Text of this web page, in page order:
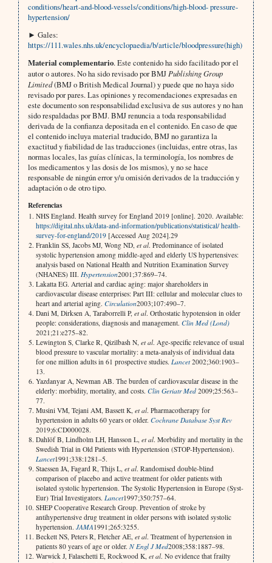
conditions/heart-and-blood-vessels/conditions/high-blood- pressure-
hypertension/
► Gales:
https://111.wales.nhs.uk/encyclopaedia/b/article/bloodpressure(high)
Material complementario. Este contenido ha sido facilitado por el
autor o autores. No ha sido revisado por BMJ Publishing Group
Limited(BMJ o British Medical Journal) y puede que no haya sido
revisado por pares. Las opiniones y recomendaciones expresadas en
este documento son responsabilidad exclusiva de sus autores y no han
sido respaldadas por BMJ. BMJ renuncia a toda responsabilidad
derivada de la confianza depositada en el contenido. En caso de que
el contenido incluya material traducido, BMJ no garantiza la
exactitud y fiabilidad de las traducciones (incluidas, entre otras, las
normas locales, las guías clínicas, la terminología, los nombres de
los medicamentos y las dosis de los mismos), y no se hace
responsable de ningún error y/u omisión derivados de la traducción y
adaptación o de otro tipo.
Referencias
NHS England. Health survey for England 2019 [online]. 2020. Available:
https://digital.nhs.uk/data-and-information/publications/statistical/ health-
survey-for-england/2019[Accessed Aug 2024].29
Franklin SS, Jacobs MJ, Wong ND, et al. Predominance of isolated
systolic hypertension among middle-aged and elderly US hypertensives:
analysis based on National Health and Nutrition Examination Survey
(NHANES) III. Hypertension2001;37:869–74.
Lakatta EG. Arterial and cardiac aging: major shareholders in
cardiovascular disease enterprises: Part III: cellular and molecular clues to
heart and arterial aging. Circulation2003;107:490–7.
Dani M, Dirksen A, Taraborrelli P, et al. Orthostatic hypotension in older
people: considerations, diagnosis and management. Clin Med (Lond)
2021;21:e275–82.
Lewington S, Clarke R, Qizilbash N, et al. Age-specific relevance of usual
blood pressure to vascular mortality: a meta-analysis of individual data
for one million adults in 61 prospective studies. Lancet2002;360:1903–
13.
Yazdanyar A, Newman AB. The burden of cardiovascular disease in the
elderly: morbidity, mortality, and costs. Clin Geriatr Med2009;25:563–
77.
Musini VM, Tejani AM, Bassett K, et al. Pharmacotherapy for
hypertension in adults 60 years or older. Cochrane Database Syst Rev
2019;6:CD000028.
Dahlöf B, Lindholm LH, Hansson L, et al. Morbidity and mortality in the
Swedish Trial in Old Patients with Hypertension (STOP-Hypertension).
Lancet1991;338:1281–5.
Staessen JA, Fagard R, Thijs L, et al. Randomised double-blind
comparison of placebo and active treatment for older patients with
isolated systolic hypertension. The Systolic Hypertension in Europe (Syst-
Eur) Trial Investigators. Lancet1997;350:757–64.
SHEP Cooperative Research Group. Prevention of stroke by
antihypertensive drug treatment in older persons with isolated systolic
hypertension. JAMA 1991;265:3255.
Beckett NS, Peters R, Fletcher AE, et al. Treatment of hypertension in
patients 80 years of age or older. N Engl J Med2008;358:1887–98.
Warwick J, Falaschetti E, Rockwood K, et al. No evidence that frailty